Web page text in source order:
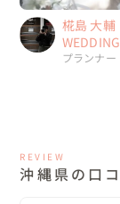
椛島 大輔
WEDDING
プランナー
REVIEW
沖縄県の口